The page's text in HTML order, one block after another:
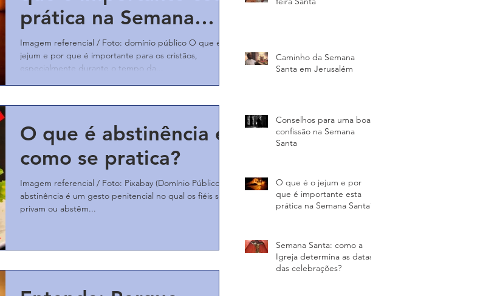
prática na Semana
Santa?
Imagem referencial / Foto: domínio público O que é o
jejum e por que é importante para os cristãos,
especialmente durante o tempo da...
O que é abstinência e
como se pratica?
Imagem referencial / Foto: Pixabay (Domínio Público) A
abstinência é um gesto penitencial no qual os fiéis se
privam ou abstêm...
Caminho da Semana
Santa em Jerusalém
Conselhos para uma boa
confissão na Semana
Santa
O que é o jejum e por
que é importante esta
prática na Semana Santa?
Semana Santa: como a
Igreja determina as datas
das celebrações?